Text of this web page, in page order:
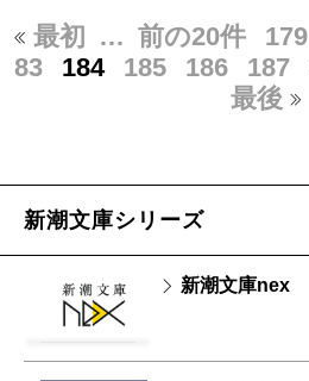
最初 … 前の20件 179
83
184 185 186 187
最後
新潮文庫シリーズ
新潮文庫nex